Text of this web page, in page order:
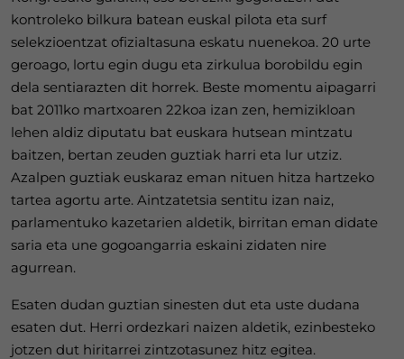
kontroleko bilkura batean euskal pilota eta surf
selekzioentzat ofizialtasuna eskatu nuenekoa. 20 urte
geroago, lortu egin dugu eta zirkulua borobildu egin
dela sentiarazten dit horrek. Beste momentu aipagarri
bat 2011ko martxoaren 22koa izan zen, hemizikloan
lehen aldiz diputatu bat euskara hutsean mintzatu
baitzen, bertan zeuden guztiak harri eta lur utziz.
Azalpen guztiak euskaraz eman nituen hitza hartzeko
tartea agortu arte. Aintzatetsia sentitu izan naiz,
parlamentuko kazetarien aldetik, birritan eman didate
saria eta une gogoangarria eskaini zidaten nire
agurrean.
Esaten dudan guztian sinesten dut eta uste dudana
esaten dut. Herri ordezkari naizen aldetik, ezinbesteko
jotzen dut hiritarrei zintzotasunez hitz egitea.